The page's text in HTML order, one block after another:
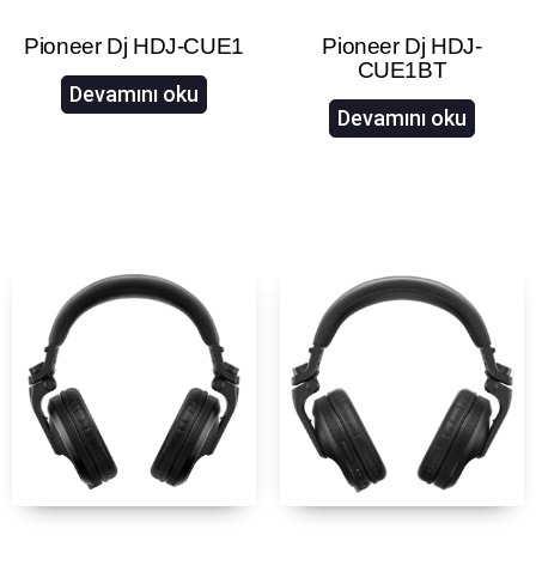
Pioneer Dj HDJ-CUE1
Devamını oku
Pioneer Dj HDJ-
CUE1BT
Devamını oku